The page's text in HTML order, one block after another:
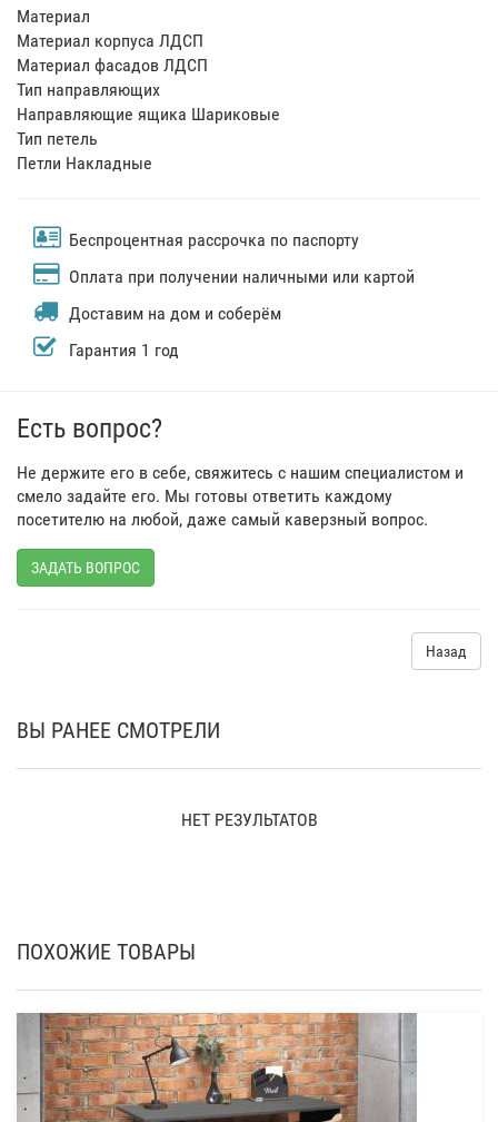
Материал
Материал корпуса ЛДСП
Материал фасадов ЛДСП
Тип направляющих
Направляющие ящика Шариковые
Тип петель
Петли Накладные
Беспроцентная рассрочка по паспорту
Оплата при получении наличными или картой
Доставим на дом и соберём
Гарантия 1 год
Есть вопрос?
Не держите его в себе, свяжитесь с нашим специалистом и
смело задайте его. Мы готовы ответить каждому
посетителю на любой, даже самый каверзный вопрос.
ЗАДАТЬ ВОПРОС
Назад
ВЫ РАНЕЕ СМОТРЕЛИ
НЕТ РЕЗУЛЬТАТОВ
ПОХОЖИЕ ТОВАРЫ